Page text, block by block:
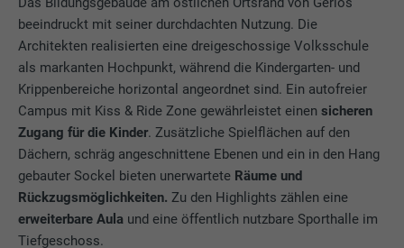
beeindruckt mit seiner durchdachten Nutzung. Die
Architekten realisierten eine dreigeschossige Volksschule
als markanten Hochpunkt, während die Kindergarten- und
Krippenbereiche horizontal angeordnet sind. Ein autofreier
Campus mit Kiss & Ride Zone gewährleistet einensicheren
Zugang für die Kinder. Zusätzliche Spielflächen auf den
Dächern, schräg angeschnittene Ebenen und ein in den Hang
gebauter Sockel bieten unerwartete Räume und
Rückzugsmöglichkeiten. Zu den Highlights zählen eine
erweiterbare Aula und eine öffentlich nutzbare Sporthalle im
Tiefgeschoss.